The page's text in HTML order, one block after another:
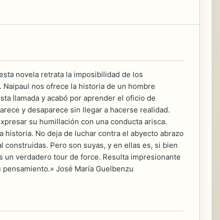
novela retrata la imposibilidad de los
nos ofrece la historia de un hombre
llamada y acabó por aprender el oficio de
y desaparece sin llegar a hacerse realidad.
su humillación con una conducta arisca.
No deja de luchar contra el abyecto abrazo
construidas. Pero son suyas, y en ellas es, si bien
un verdadero tour de force. Resulta impresionante
José María Guelbenzu